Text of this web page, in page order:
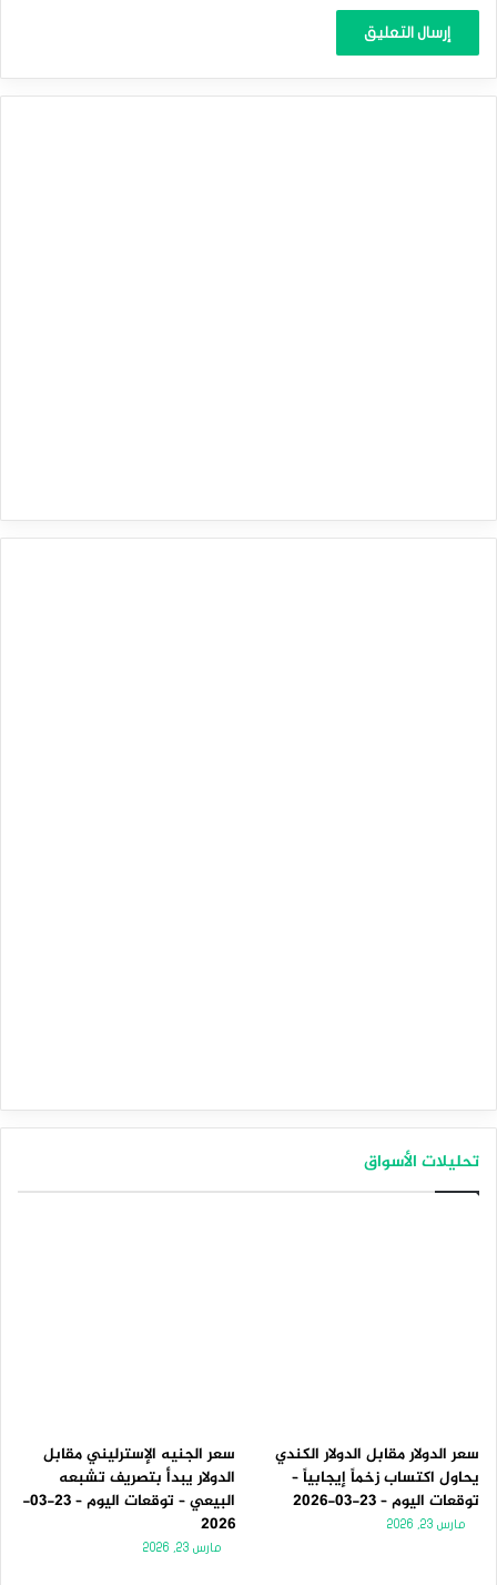
تحليلات الأسواق
سعر الدولار مقابل الدولار الكندي
يحاول اكتساب زخماً إيجابياً –
توقعات اليوم – 23-03-2026
مارس 23, 2026
سعر الجنيه الإسترليني مقابل
الدولار يبدأ بتصريف تشبعه
البيعي – توقعات اليوم – 23-03-
2026
مارس 23, 2026